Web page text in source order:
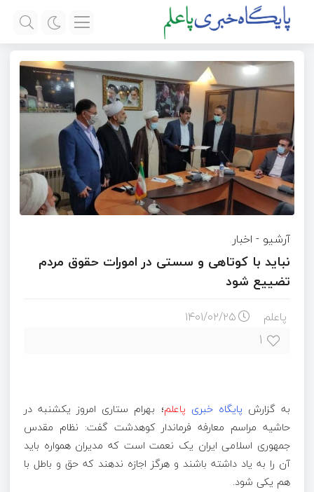
آرشیو - اخبار
نباید با کوتاهی و سستی در امورات حقوق مردم
تضییع شود
پاعلم ۱۴۰۱/۰۲/۲۵
۱
به گزارش پایگاه خبری پاعلم؛ بهرام ستاری امروز یکشنبه در
حاشیه مراسم معارفه فرماندار کوهدشت گفت: نظام مقدس
جمهوری اسلامی ایران یک نعمت است که مدیران همواره باید
آن را به یاد داشته باشند و هرگز اجازه ندهند که حق و باطل با
هم یکی شود.